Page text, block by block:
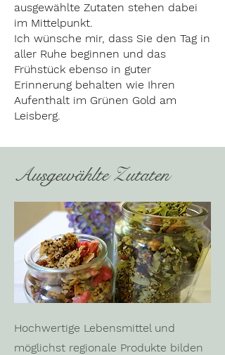
ausgewählte Zutaten stehen dabei
im Mittelpunkt.
Ich wünsche mir, dass Sie den Tag in
aller Ruhe beginnen und das
Frühstück ebenso in guter
Erinnerung behalten wie Ihren
Aufenthalt im Grünen Gold am
Leisberg.
Ausgewählte Zutaten
Hochwertige Lebensmittel und
möglichst regionale Produkte bilden